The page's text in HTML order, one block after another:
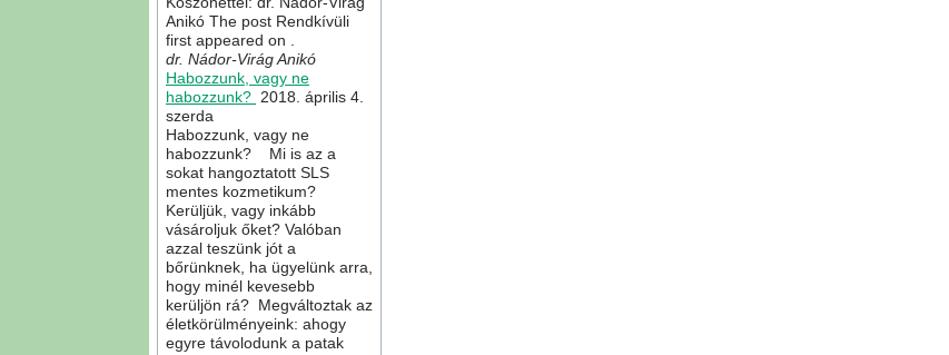
Anikó The post Rendkívüli
first appeared on .
dr. Nádor-Virág Anikó
Habozzunk, vagy ne
habozzunk? 2018. április 4.
szerda
Habozzunk, vagy ne
habozzunk? Mi is az a
sokat hangoztatott SLS
mentes kozmetikum?
Kerüljük, vagy inkább
vásároljuk őket? Valóban
azzal teszünk jót a
bőrünknek, ha ügyelünk arra,
hogy minél kevesebb
kerüljön rá? Megváltoztak az
életkörülményeink: ahogy
egyre távolodunk a patak